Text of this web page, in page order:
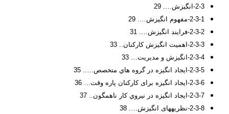
2-3-انگیزش…. 29
2-3-1-مفهوم انگیزش…. 29
2-3-2-فرایند انگیزش…. 31
2-3-3-اهمیت انگیزش کارکنان.. 33
2-3-4-انگیزش و مدیریت… 33
2-3-5-ايجاد انگيزه در گروه هاي متخصص….. 35
2-3-6-ایجاد انگیزه برای کارکنان پاره وقت… 36
2-3-7-ايجاد انگيزه در نيروي كار ناهمگون.. 37
2-3-8-نظریههای انگیزش…. 38